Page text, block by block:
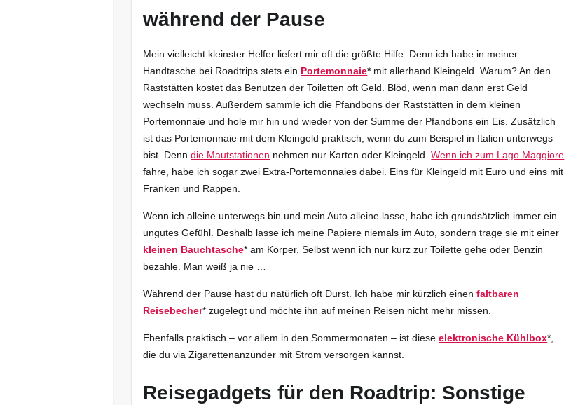
während der Pause
Mein vielleicht kleinster Helfer liefert mir oft die größte Hilfe. Denn ich habe in meiner
Handtasche bei Roadtrips stets ein Portemonnaie*mit allerhand Kleingeld. Warum? An den
Raststätten kostet das Benutzen der Toiletten oft Geld. Blöd, wenn man dann erst Geld
wechseln muss. Außerdem sammle ich die Pfandbons der Raststätten in dem kleinen
Portemonnaie und hole mir hin und wieder von der Summe der Pfandbons ein Eis. Zusätzlich
ist das Portemonnaie mit dem Kleingeld praktisch, wenn du zum Beispiel in Italien unterwegs
bist. Denndie Mautstationen nehmen nur Karten oder Kleingeld.Wenn ich zum Lago Maggiore
fahre, habe ich sogar zwei Extra-Portemonnaies dabei. Eins für Kleingeld mit Euro und eins mit
Franken und Rappen.
Wenn ich alleine unterwegs bin und mein Auto alleine lasse, habe ich grundsätzlich immer ein
ungutes Gefühl. Deshalb lasse ich meine Papiere niemals im Auto, sondern trage sie mit einer
kleinen Bauchtasche* am Körper. Selbst wenn ich nur kurz zur Toilette gehe oder Benzin
bezahle. Man weiß ja nie …
Während der Pause hast du natürlich oft Durst. Ich habe mir kürzlich einenfaltbaren
Reisebecher* zugelegt und möchte ihn auf meinen Reisen nicht mehr missen.
Ebenfalls praktisch – vor allem in den Sommermonaten – ist dieseelektronische Kühlbox*,
die du via Zigarettenanzünder mit Strom versorgen kannst.
Reisegadgets für den Roadtrip: Sonstige